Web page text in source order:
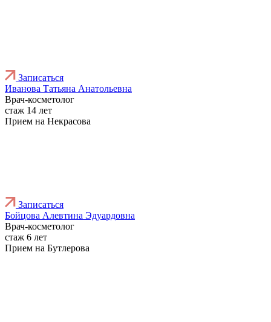
Записаться
Иванова Татьяна Анатольевна
Врач-косметолог
стаж 14 лет
Прием на Некрасова
Записаться
Бойцова Алевтина Эдуардовна
Врач-косметолог
стаж 6 лет
Прием на Бутлерова